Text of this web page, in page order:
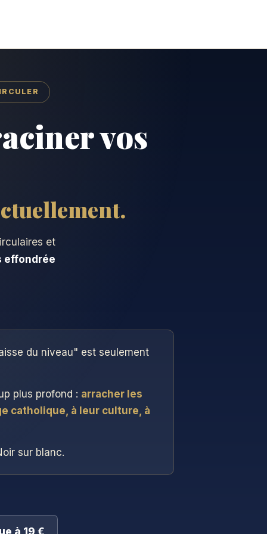
vos
et
effondrée
du niveau" est seulement
plus profond : arracher les
catholique, à leur culture, à
sur blanc.
à 19 €